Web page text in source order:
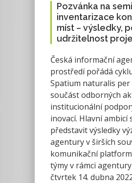
Pozvánka na
inventarizace
míst – výsledky,
udržitelnost
Česká informační
prostředí pořádá
Spatium naturalis
součást odborných
institucionální
inovací. Hlavní ambicí
představit výsledky
agentury v širších
komunikační
týmy v rámci
čtvrtek 14. dubna